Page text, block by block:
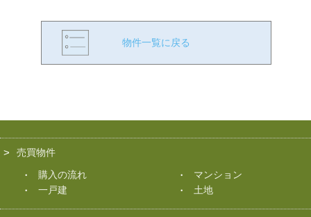
物件一覧に戻る
売買物件
購入の流れ
マンション
一戸建
土地